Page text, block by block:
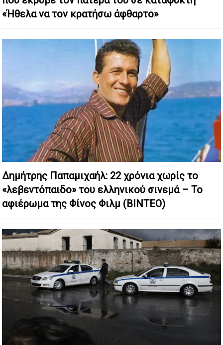
«Ήθελα να τον κρατήσω άφθαρτο»
Δημήτρης Παπαμιχαήλ: 22 χρόνια χωρίς το
«λεβεντόπαιδο» του ελληνικού σινεμά – Το
αφιέρωμα της Φίνος Φιλμ (ΒΙΝΤΕΟ)